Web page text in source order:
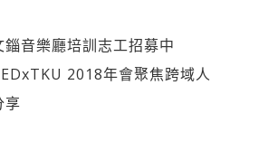
錙音樂廳培訓志工招募中
2018年會聚焦跨域人
享